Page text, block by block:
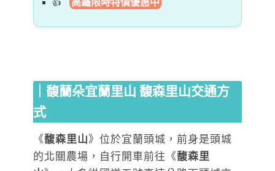
高鐵限時特價優惠中
｜馥蘭朵宜蘭里山 馥森里山交通方
式
《馥森里山》位於宜蘭頭城，前身是頭城
的北關農場，自行開車前往《馥森里